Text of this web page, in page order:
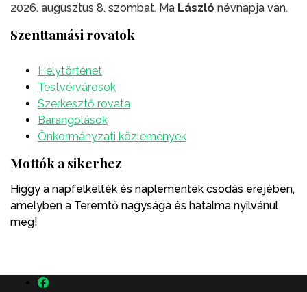
2026. augusztus 8. szombat. Ma László névnapja van.
Szenttamási rovatok
Helytörténet
Testvérvárosok
Szerkesztő rovata
Barangolások
Önkormányzati közlemények
Mottók a sikerhez
Higgy a napfelkelték és naplementék csodás erejében,
amelyben a Teremtő nagysága és hatalma nyilvánul
meg!